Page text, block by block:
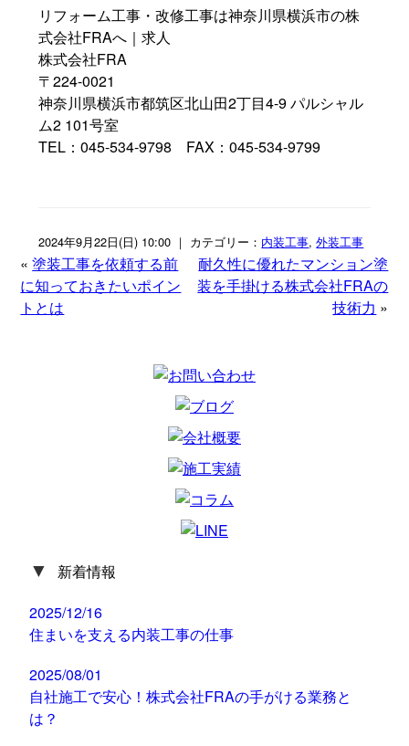
リフォーム工事・改修工事は神奈川県横浜市の株
式会社FRAへ｜求人
株式会社FRA
〒224-0021
神奈川県横浜市都筑区北山田2丁目4-9 パルシャル
ム2 101号室
TEL：045-534-9798 FAX：045-534-9799
2024年9月22日(日) 10:00 ｜ カテゴリー： 内装工事,外装工事
«塗装工事を依頼する前
に知っておきたいポイン
トとは
耐久性に優れたマンション塗
装を手掛ける株式会社FRAの
技術力 »
▼ 新着情報
2025/12/16
住まいを支える内装工事の仕事
2025/08/01
自社施工で安心！株式会社FRAの手がける業務と
は？